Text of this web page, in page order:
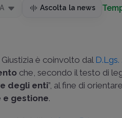
Ascolta la news
è coinvolto dal
che, secondo il testo di
degli enti”, al fine di
e gestione.